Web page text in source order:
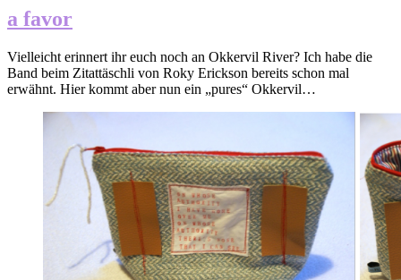
a favor
Vielleicht erinnert ihr euch noch an Okkervil River? Ich habe die
Band beim Zitattäschli von Roky Erickson bereits schon mal
erwähnt. Hier kommt aber nun ein „pures“ Okkervil…